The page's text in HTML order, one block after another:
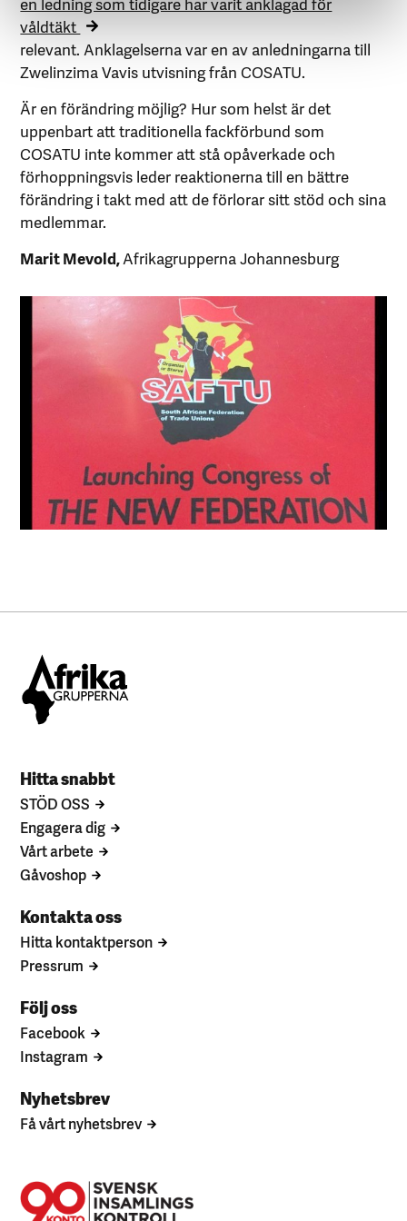
våldtäkt
relevant. Anklagelserna var en av anledningarna till
Zwelinzima Vavis utvisning från COSATU.
Är en förändring möjlig? Hur som helst är det
uppenbart att traditionella fackförbund som
COSATU inte kommer att stå opåverkade och
förhoppningsvis leder reaktionerna till en bättre
förändring i takt med att de förlorar sitt stöd och sina
medlemmar.
Marit Mevold,Afrikagrupperna Johannesburg
Hitta snabbt
STÖD OSS
Engagera dig
Vårt arbete
Gåvoshop
Kontakta oss
Hitta kontaktperson
Pressrum
Följ oss
Facebook
Instagram
Nyhetsbrev
Få vårt nyhetsbrev